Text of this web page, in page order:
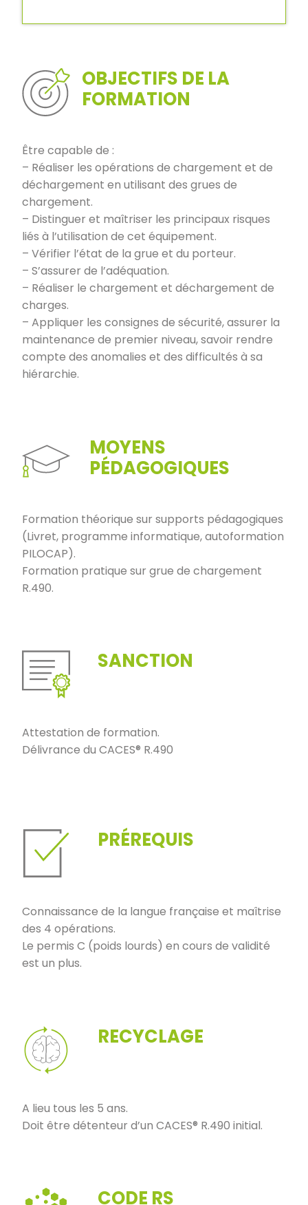
OBJECTIFS DE LA
FORMATION
Être capable de :
– Réaliser les opérations de chargement et de
déchargement en utilisant des grues de
chargement.
– Distinguer et maîtriser les principaux risques
liés à l’utilisation de cet équipement.
– Vérifier l’état de la grue et du porteur.
– S’assurer de l’adéquation.
– Réaliser le chargement et déchargement de
charges.
– Appliquer les consignes de sécurité, assurer la
maintenance de premier niveau, savoir rendre
compte des anomalies et des difficultés à sa
hiérarchie.
MOYENS
PÉDAGOGIQUES
Formation théorique sur supports pédagogiques
(Livret, programme informatique, autoformation
PILOCAP).
Formation pratique sur grue de chargement
R.490.
SANCTION
Attestation de formation.
Délivrance du CACES® R.490
PRÉREQUIS
Connaissance de la langue française et maîtrise
des 4 opérations.
Le permis C (poids lourds) en cours de validité
est un plus.
RECYCLAGE
A lieu tous les 5 ans.
Doit être détenteur d’un CACES® R.490 initial.
CODE RS